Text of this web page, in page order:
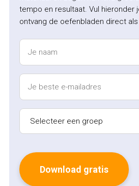
tempo en resultaat. Vul hieronder
ontvang de oefenbladen direct als